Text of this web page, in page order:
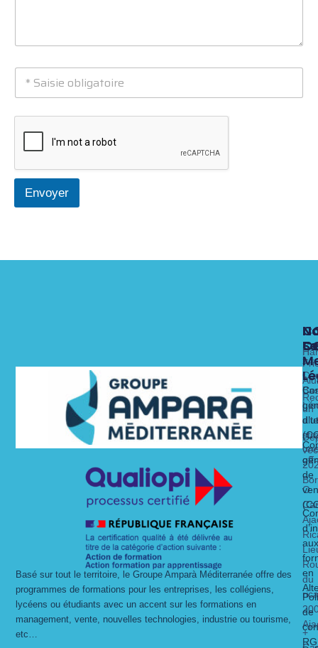
Envoyer
Basé sur tout le territoire, le Groupe Amparà Méditerranée offre des
programmes de formations pour les entreprises, les collégiens,
lycéens ou étudiants avec un accent sur les formations en
management, vente, nouvelles technologies, industrie ou tourisme,
etc…
un
x
dit
O
du
+
de
aux
en
de